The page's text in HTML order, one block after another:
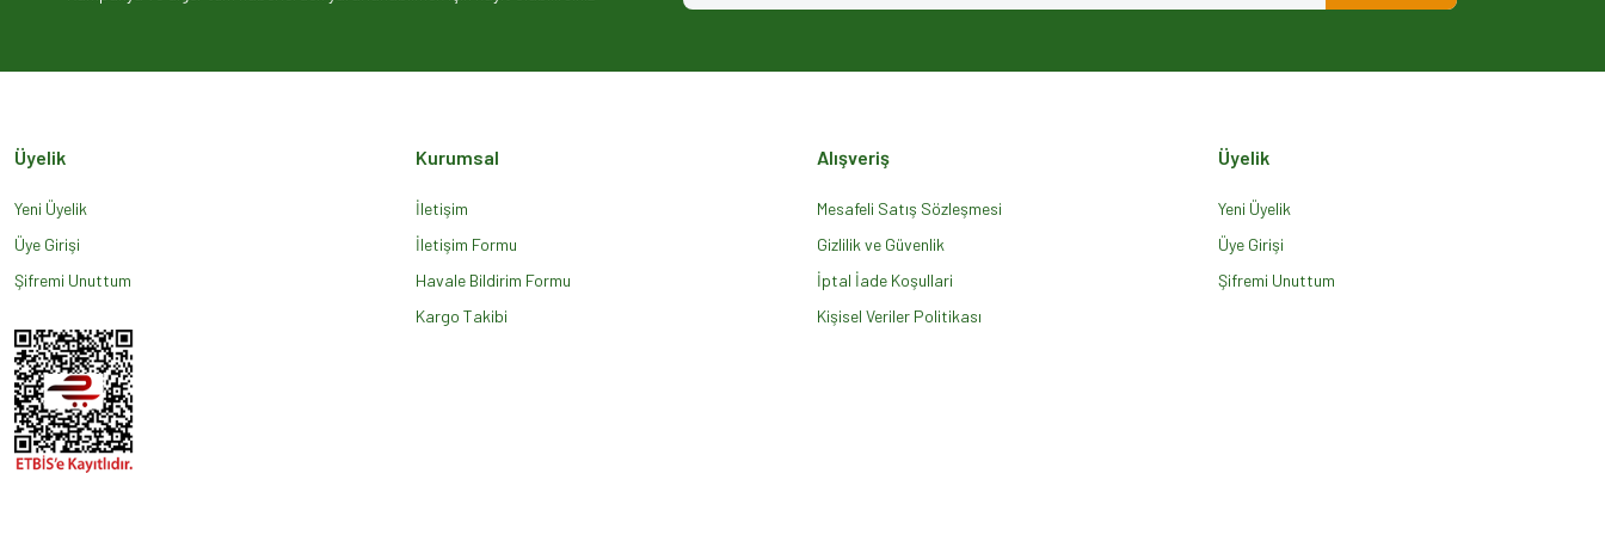
Ürün açıklamasında eksik bilgiler bulunuyor.
Gönder
Üyelik
Yeni Üyelik
Üye Girişi
Şifremi Unuttum
Kurumsal
İletişim
İletişim Formu
Havale Bildirim Formu
Kargo Takibi
Alışveriş
Mesafeli Satış Sözleşmesi
Gizlilik ve Güvenlik
İptal İade Koşullari
Kişisel Veriler Politikası
Üyelik
Yeni Üyelik
Üye Girişi
Şifremi Unuttum